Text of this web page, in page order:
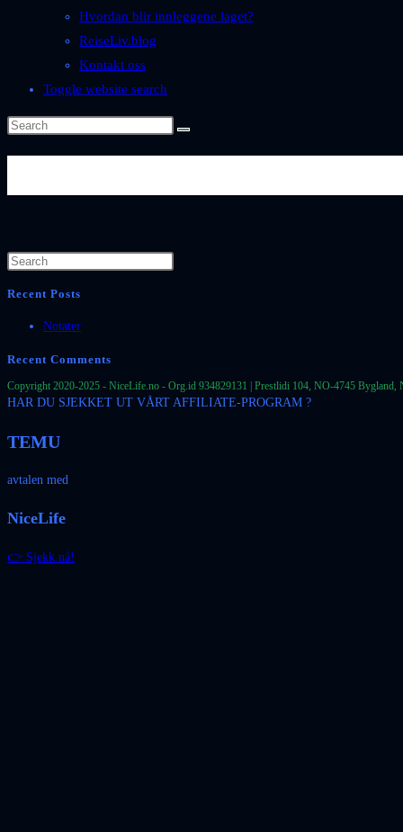
Hvordan blir innleggene laget?
ReiseLiv.blog
Kontakt oss
Toggle website search
Recent Posts
Notater
Recent Comments
Copyright 2020-2025 - NiceLife.no - Org.id 934829131 | Prestlidi 104, NO-4745
HAR DU SJEKKET UT VÅRT AFFILIATE-PROGRAM ?
TEMU
avtalen med
NiceLife
👉 Sjekk nå!